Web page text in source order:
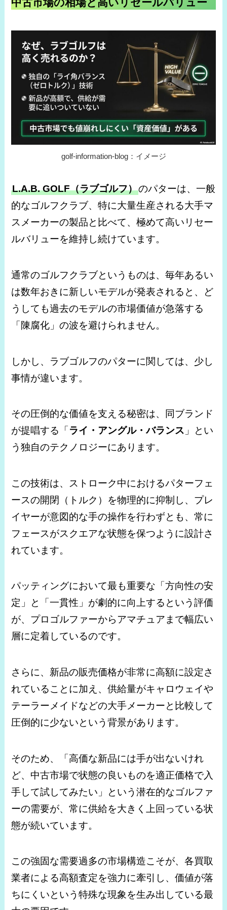
golf-information-blog：イメージ
L.A.B. GOLF（ラブゴルフ）のパターは、一般
的なゴルフクラブ、特に大量生産される大手マ
スメーカーの製品と比べて、極めて高いリセー
ルバリューを維持し続けています。
通常のゴルフクラブというものは、毎年あるい
は数年おきに新しいモデルが発表されると、ど
うしても過去のモデルの市場価値が急落する
「陳腐化」の波を避けられません。
しかし、ラブゴルフのパターに関しては、少し
事情が違います。
その圧倒的な価値を支える秘密は、同ブランド
が提唱する「 ライ・アングル・バランス 」とい
う独自のテクノロジーにあります。
この技術は、ストローク中におけるパターフェ
ースの開閉（トルク）を物理的に抑制し、プレ
イヤーが意図的な手の操作を行わずとも、常に
フェースがスクエアな状態を保つように設計さ
れています。
パッティングにおいて最も重要な「方向性の安
定」と「一貫性」が劇的に向上するという評価
が、プロゴルファーからアマチュアまで幅広い
層に定着しているのです。
さらに、新品の販売価格が非常に高額に設定さ
れていることに加え、供給量がキャロウェイや
テーラーメイドなどの大手メーカーと比較して
圧倒的に少ないという背景があります。
そのため、「高価な新品には手が出ないけれ
ど、中古市場で状態の良いものを適正価格で入
手して試してみたい」という潜在的なゴルファ
ーの需要が、常に供給を大きく上回っている状
態が続いています。
この強固な需要過多の市場構造こそが、各買取
業者による高額査定を強力に牽引し、価値が落
ちにくいという特殊な現象を生み出している最